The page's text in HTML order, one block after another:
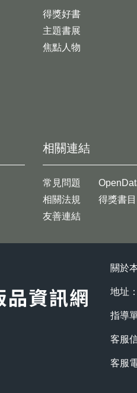
得獎好書
主題書展
焦點人物
相關連結
常見問題
相關法規
友善連結
得獎書目
關於
地址
指導
客服
客服